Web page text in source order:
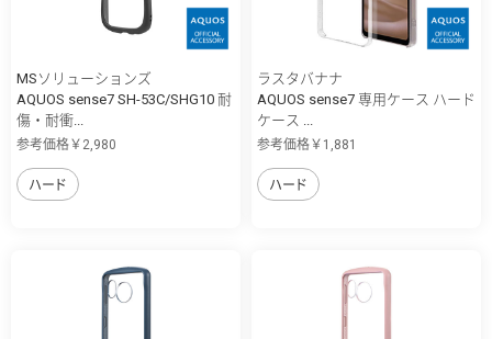
MSソリューションズ
AQUOS sense7 SH-53C/SHG10 耐
傷・耐衝...
参考価格￥2,980
ハード
ラスタバナナ
AQUOS sense7 専用ケース ハード
ケース ...
参考価格￥1,881
ハード